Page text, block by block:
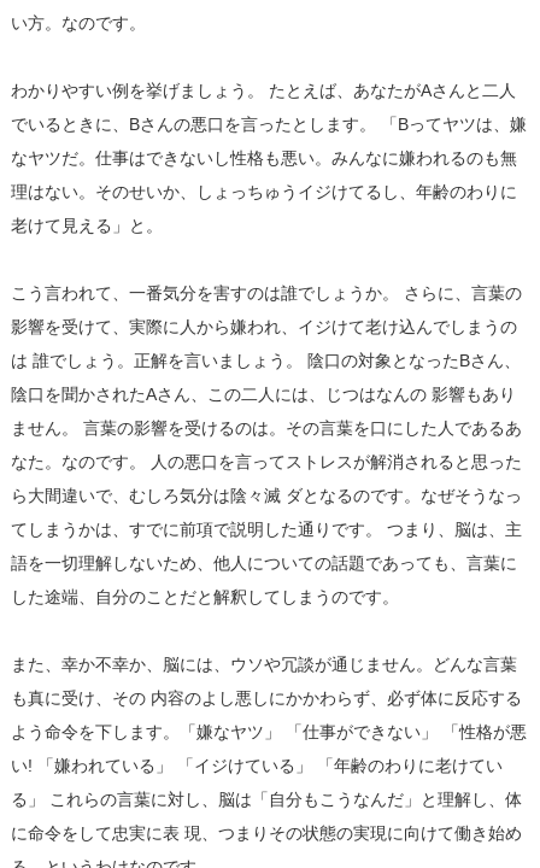
い方。なのです。
わかりやすい例を挙げましょう。 たとえば、あなたがAさんと二人
でいるときに、Bさんの悪口を言ったとします。 「Bってヤツは、嫌
なヤツだ。仕事はできないし性格も悪い。みんなに嫌われるのも無
理はない。そのせいか、しょっちゅうイジけてるし、年齢のわりに
老けて見える」と。
こう言われて、一番気分を害すのは誰でしょうか。 さらに、言葉の
影響を受けて、実際に人から嫌われ、イジけて老け込んでしまうの
は 誰でしょう。正解を言いましょう。 陰口の対象となったBさん、
陰口を聞かされたAさん、この二人には、じつはなんの 影響もあり
ません。 言葉の影響を受けるのは。その言葉を口にした人であるあ
なた。なのです。 人の悪口を言ってストレスが解消されると思った
ら大間違いで、むしろ気分は陰々滅 ダとなるのです。なぜそうなっ
てしまうかは、すでに前項で説明した通りです。 つまり、脳は、主
語を一切理解しないため、他人についての話題であっても、言葉に
した途端、自分のことだと解釈してしまうのです。
また、幸か不幸か、脳には、ウソや冗談が通じません。どんな言葉
も真に受け、その 内容のよし悪しにかかわらず、必ず体に反応する
よう命令を下します。「嫌なヤツ」 「仕事ができない」 「性格が悪
い! 「嫌われている」 「イジけている」 「年齢のわりに老けてい
る」 これらの言葉に対し、脳は「自分もこうなんだ」と理解し、体
に命令をして忠実に表 現、つまりその状態の実現に向けて働き始め